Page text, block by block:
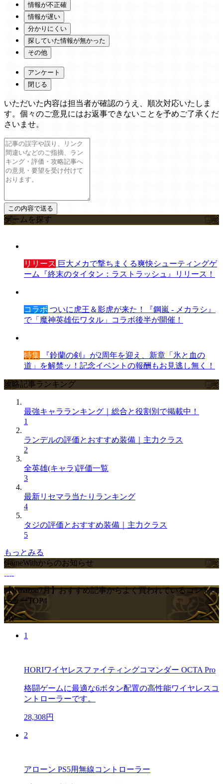
情報が不正確
情報が遅い
分かりにくい
探していた情報が無かった
その他
アンケート
閉じる
いただいた内容は担当者が確認のうえ、順次対応いたしま
す。個々のご意見にはお返事できないことを予めご了承くだ
さいませ。
ゲームを探す
リリース 巨大メカで撃ちまくる爽快シューティングゲ
ーム『終末のタイタン：ラストラッシュ』リリース！
コラボ ついに虎王＆影虎が来た！『鋼嵐 - メカラシ』
で「魔神英雄伝ワタル」コラボ後半が開催！
特集 『鈴蘭の剣』が2周年を迎え、新章「氷と血の
道」を解禁ッ！記念イベントの報酬もお見逃し無く！
攻略記事ランキング
最強キャラランキング｜総合と役割別で掲載中！
1
ランデルの評価とおすすめ装備｜主力クラス
2
全英雄(キャラ)評価一覧
3
最新リセマラ当たりランキング
4
タジの評価とおすすめ装備｜主力クラス
5
もっとみる
GameWithからのお知らせ
【Amazon7月】おすすめ記事からよく買われているコントロ
ーラーTOP4
PR
1
HORIワイヤレスファイティングコマンダー OCTA Pro
格闘ゲームに最適な6ボタン配置の高性能ワイヤレスコ
ントローラーです。
28,308円
2
アローン PS5用無線コントローラー